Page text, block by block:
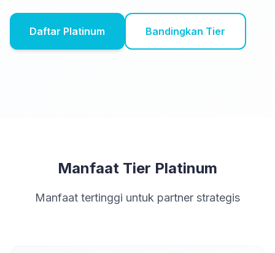
Daftar Platinum Bandingkan Tier
Manfaat Tier Platinum
Manfaat tertinggi untuk partner strategis